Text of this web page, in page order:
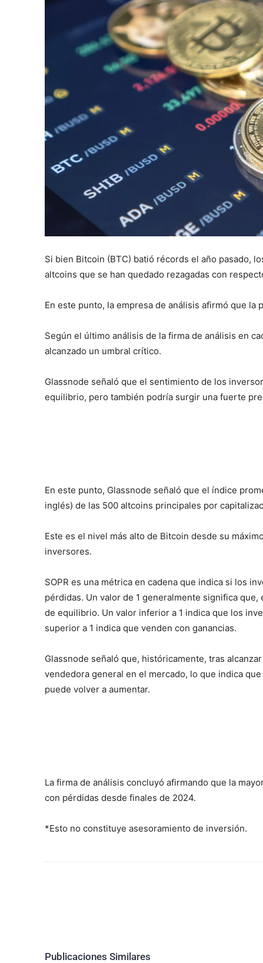
Si bien Bitcoin (BTC) batió récords el año pasado,
altcoins que se han quedado rezagadas con
En este punto, la empresa de análisis afirmó que
Según el último análisis de la firma de análisis en
alcanzado un umbral crítico.
Glassnode señaló que el sentimiento de los
equilibrio, pero también podría surgir una fuerte
En este punto, Glassnode señaló que el índice
inglés) de las 500 altcoins principales por
Este es el nivel más alto de Bitcoin desde su
inversores.
SOPR es una métrica en cadena que indica si los
pérdidas. Un valor de 1 generalmente significa
de equilibrio. Un valor inferior a 1 indica que los
superior a 1 indica que venden con ganancias.
Glassnode señaló que, históricamente, tras
vendedora general en el mercado, lo que indica
puede volver a aumentar.
La firma de análisis concluyó afirmando que la
con pérdidas desde finales de 2024.
*Esto no constituye asesoramiento de inversión.
Publicaciones Similares